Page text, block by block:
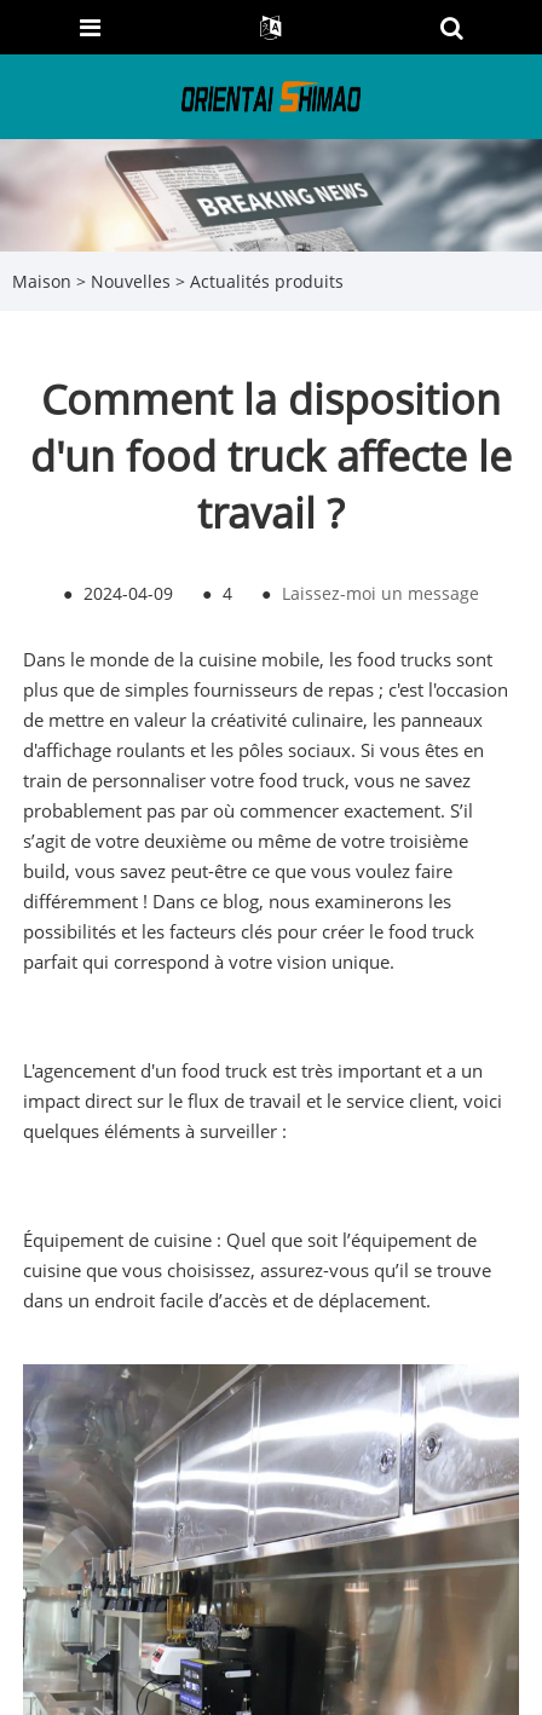
Maison > Nouvelles > Actualités produits
Comment la disposition
d'un food truck affecte le
travail ?
● 2024-04-09 ● 4 ● Laissez-moi un message
Dans le monde de la cuisine mobile, les food trucks sont
plus que de simples fournisseurs de repas ; c'est l'occasion
de mettre en valeur la créativité culinaire, les panneaux
d'affichage roulants et les pôles sociaux. Si vous êtes en
train de personnaliser votre food truck, vous ne savez
probablement pas par où commencer exactement. S’il
s’agit de votre deuxième ou même de votre troisième
build, vous savez peut-être ce que vous voulez faire
différemment ! Dans ce blog, nous examinerons les
possibilités et les facteurs clés pour créer le food truck
parfait qui correspond à votre vision unique.
L'agencement d'un food truck est très important et a un
impact direct sur le flux de travail et le service client, voici
quelques éléments à surveiller :
Équipement de cuisine : Quel que soit l’équipement de
cuisine que vous choisissez, assurez-vous qu’il se trouve
dans un endroit facile d’accès et de déplacement.